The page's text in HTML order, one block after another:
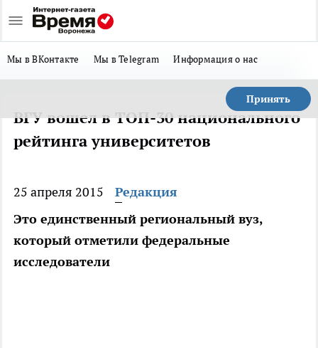
Мы в ВКонтакте Мы в Telegram Информация о нас
Принять
ВГУ вошел в ТОП-30 национального
рейтинга университетов
25 апреля 2015
Редакция
Это единственный региональный вуз,
который отметили федеральные
исследователи